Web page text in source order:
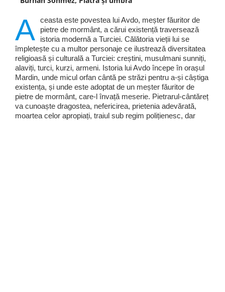
A ceasta este povestea lui Avdo, meșter făuritor de
pietre de mormânt, a cărui existență traversează
istoria modernă a Turciei. Călătoria vieții lui se
împletește cu a multor personaje ce ilustrează diversitatea
religioasă și culturală a Turciei: creștini, musulmani sunniți,
alaviți, turci, kurzi, armeni. Istoria lui Avdo începe în orașul
Mardin, unde micul orfan cântă pe străzi pentru a-și câștiga
existența, și unde este adoptat de un meșter făuritor de
pietre de mormânt, care-l învață meserie. Pietrarul-cântăreț
va cunoaște dragostea, nefericirea, prietenia adevărată,
moartea celor apropiați, traiul sub regim polițienesc, dar